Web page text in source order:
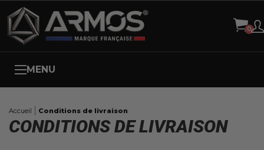
MENU
Accueil Conditions de livraison
CONDITIONS DE LIVRAISON
Panneau de gestion des cookies